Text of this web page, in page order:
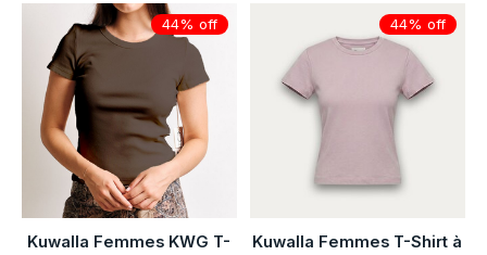
44% off
Kuwalla Femmes KWG T-
44% off
Kuwalla Femmes T-Shirt à